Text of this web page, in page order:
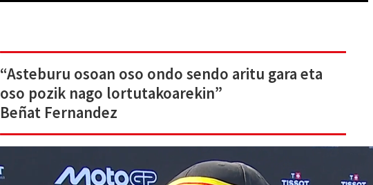
“Asteburu osoan oso ondo sendo aritu gara eta
oso pozik nago lortutakoarekin”
Beñat Fernandez